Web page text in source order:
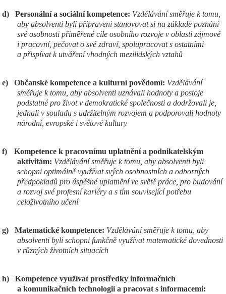
d) Personální a sociální kompetence: Vzdělávání směřuje k tomu,
aby absolventi byli připraveni stanovovat si na základě poznání
své osobnosti přiměřené cíle osobního rozvoje v oblasti zájmové
i pracovní, pečovat o své zdraví, spolupracovat s ostatními
a přispívat k utváření vhodných mezilidských vztahů
e) Občanské kompetence a kulturní povědomí: Vzdělávání
směřuje k tomu, aby absolventi uznávali hodnoty a postoje
podstatné pro život v demokratické společnosti a dodržovali je,
jednali v souladu s udržitelným rozvojem a podporovali hodnoty
národní, evropské i světové kultury
f)
Kompetence k pracovnímu uplatnění a podnikatelským
aktivitám: Vzdělávání směřuje k tomu, aby absolventi byli
schopni optimálně využívat svých osobnostních a odborných
předpokladů pro úspěšné uplatnění ve světě práce, pro budování
a rozvoj své profesní kariéry a s tím související potřebu
celoživotního učení
g) Matematické kompetence: Vzdělávání směřuje k tomu, aby
absolventi byli schopni funkčně využívat matematické dovednosti
v různých životních situacích
h)
Kompetence využívat prostředky informačních
a komunikačních technologií a pracovat s informacemi: